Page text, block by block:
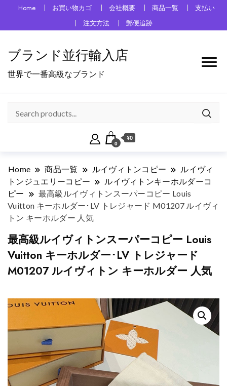
Home お買い物カゴ 会社概要 商品一覧
支払い
注文方法
郵便追跡
ブランド並行輸入店
世界で一番高級なブランド
0
¥0
Home 商品一覧 ルイヴィトンコピー
ルイヴィ
トンジュエリーコピー
ルイヴィトンキーホルダーコ
ピー
最高級ルイヴィトンスーパーコピー Louis
Vuitton キーホルダー･LV トレジャード M01207 ルイヴィ
トン キーホルダー 人気
最高級ルイヴィトンスーパーコピー Louis
Vuitton キーホルダー･LV トレジャード
M01207 ルイヴィトン キーホルダー 人気